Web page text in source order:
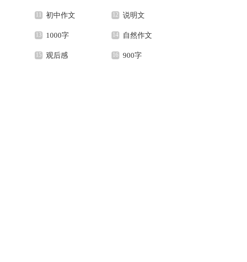
文汇总9篇 书信作文300字集锦六
篇
初中作文 说明文
1000字 自然作文
观后感 900字